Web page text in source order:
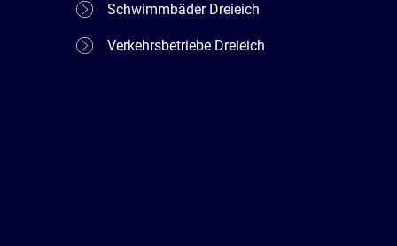
Schwimmbäder Dreieich
Verkehrsbetriebe Dreieich